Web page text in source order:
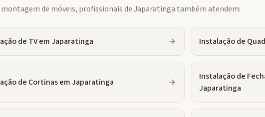
de móveis, profissionais deJaparatinga também atendem:
de TVemJaparatinga Instalação de
de CortinasemJaparatinga
Instalação de
Japaratinga